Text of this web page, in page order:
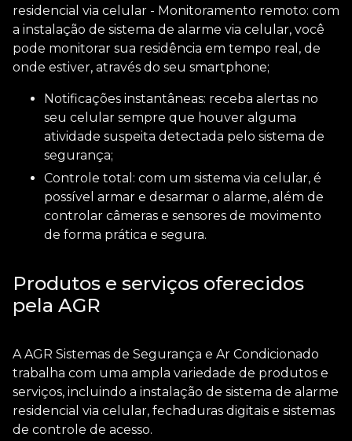
residencial via celular - Monitoramento remoto: com
a instalação de sistema de alarme via celular, você
pode monitorar sua residência em tempo real, de
onde estiver, através do seu smartphone;
Notificações instantâneas: receba alertas no
seu celular sempre que houver alguma
atividade suspeita detectada pelo sistema de
segurança;
Controle total: com um sistema via celular, é
possível armar e desarmar o alarme, além de
controlar câmeras e sensores de movimento
de forma prática e segura.
Produtos e serviços oferecidos
pela AGR
A AGR Sistemas de Segurança e Ar Condicionado
trabalha com uma ampla variedade de produtos e
serviços, incluindo a instalação de sistema de alarme
residencial via celular, fechaduras digitais e sistemas
de controle de acesso.